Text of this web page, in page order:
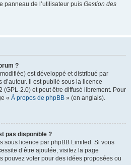
panneau de l’utilisateur puis Gestion des
?
est développé et distribué par
d’auteur. Il est publié sous la licence
2.0) et peut être diffusé librement. Pour
« À propos de phpBB » (en anglais).
pas disponible ?
sous licence par phpBB Limited. Si vous
d’être ajoutée, visitez la page
pouvez voter pour des idées proposées ou